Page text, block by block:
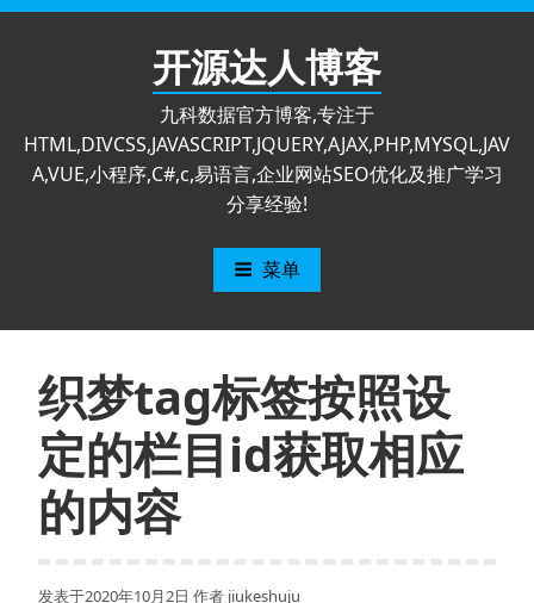
跳
开源达人博客
九科数据官方博客,专注于
HTML,DIVCSS,JAVASCRIPT,JQUERY,AJAX,PHP,MYSQL,JAV
A,VUE,小程序,C#,c,易语言,企业网站SEO优化及推广学习
分享经验!
菜单
织梦tag标签按照设
定的栏目id获取相应
的内容
发表于2020年10月2日 作者 jiukeshuju